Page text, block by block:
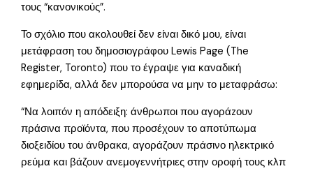
τους “κανονικούς”.
Το σχόλιο που ακολουθεί δεν είναι δικό μου, είναι
μετάφραση του δημοσιογράφου Lewis Page (The
Register, Toronto) που το έγραψε για καναδική
εφημερίδα, αλλά δεν μπορούσα να μην το μεταφράσω:
“Να λοιπόν η απόδειξη: άνθρωποι που αγοράzουν
πράσινα προϊόντα, που προσέχουν το αποτύπωμα
διοξειδίου του άνθρακα, αγοράζουν πράσινο ηλεκτρικό
ρεύμα και βάζουν ανεμογεννήτριες στην οροφή τους κλπ